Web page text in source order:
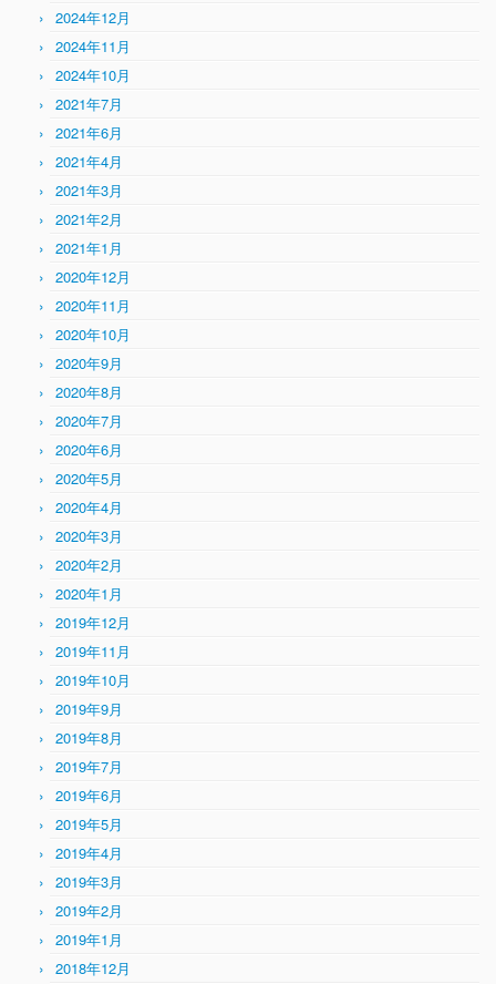
2024年12月
2024年11月
2024年10月
2021年7月
2021年6月
2021年4月
2021年3月
2021年2月
2021年1月
2020年12月
2020年11月
2020年10月
2020年9月
2020年8月
2020年7月
2020年6月
2020年5月
2020年4月
2020年3月
2020年2月
2020年1月
2019年12月
2019年11月
2019年10月
2019年9月
2019年8月
2019年7月
2019年6月
2019年5月
2019年4月
2019年3月
2019年2月
2019年1月
2018年12月